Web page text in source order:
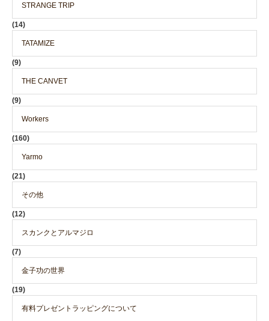
STRANGE TRIP
(14)
TATAMIZE
(9)
THE CANVET
(9)
Workers
(160)
Yarmo
(21)
その他
(12)
スカンクとアルマジロ
(7)
金子功の世界
(19)
有料プレゼントラッピングについて